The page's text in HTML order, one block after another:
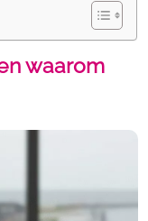
waarom